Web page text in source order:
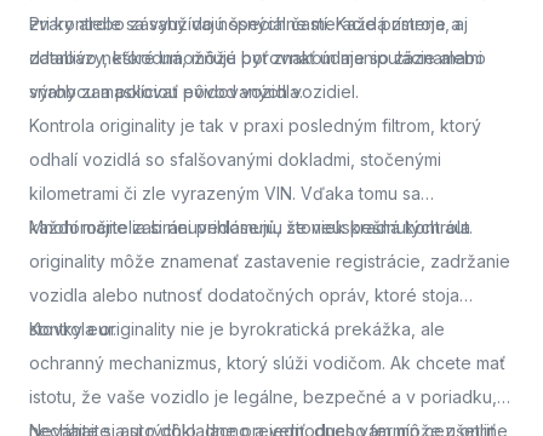
zvary alebo zásahy do nosných častí. Každá zmena, aj
zdanlivo neškodná, môže byť znakom manipulácie alebo
snahy zamaskovať pôvod vozidla.
Pri kontrole sa využívajú špeciálne meracie prístroje a
databázy, ktoré umožňujú porovnať údaje so záznamami
výrobcu a políciou evidovaných vozidiel.
Kontrola originality je tak v praxi posledným filtrom, ktorý
odhalí vozidlá so sfalšovanými dokladmi, stočenými
kilometrami či zle vyrazeným VIN. Vďaka tomu sa
každoročne zabráni prihláseniu stoviek kradnutých áut.
Mnohí majitelia si neuvedomujú, že neúspešná kontrola
originality môže znamenať zastavenie registrácie, zadržanie
vozidla alebo nutnosť dodatočných opráv, ktoré stoja
stovky eur.
Kontrola originality nie je byrokratická prekážka, ale
ochranný mechanizmus, ktorý slúži vodičom. Ak chcete mať
istotu, že vaše vozidlo je legálne, bezpečné a v poriadku,
nechajte si auto dôkladne preveriť.dnes vám môže ušetriť
Neváhajte asi rýchlo, lacno a jednoducho termín cez online